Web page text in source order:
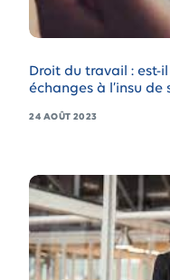
Droit du travail : est-
échanges à l’insu
24 AOÛT 2023